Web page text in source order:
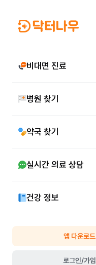
비대면 진료
병원 찾기
약국 찾기
실시간 의료 상담
건강 정보
앱 다운로드
로그인/가입